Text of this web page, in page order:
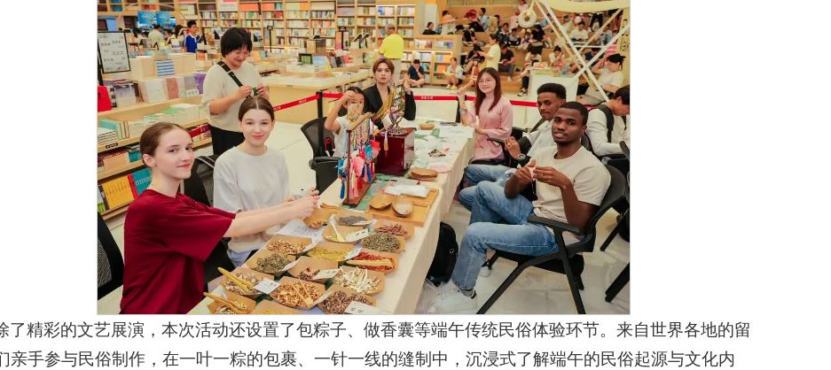
了精彩的文艺展演，本次活动还设置了包粽子、做香囊等端午传统民俗体验环节。来自世界各地的留
亲手参与民俗制作，在一叶一粽的包裹、一针一线的缝制中，沉浸式了解端午的民俗起源与文化内